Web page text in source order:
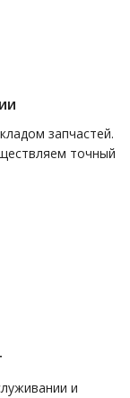
запчастей.
точный
и